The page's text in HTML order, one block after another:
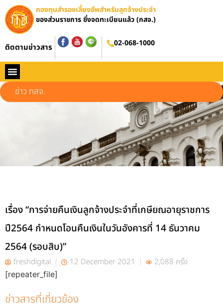
กองทุนสำรองเลี้ยงชีพสำหรับลูกจ้างประจำ
ของส่วนราชการ ซึ่งจดทะเบียนแล้ว (กสจ.)
ติดตามข่าวสาร 02-068-1000
ข่าว กสจ.
เรื่อง “การจ่ายคืนเงินลูกจ้างประจำที่เกษียณอายุราชการ
ปี2564 กำหนดโอนคืนเงินในวันอังคารที่ 14 ธันวาคม
2564 (รอบสิบ)”
freshdigital 12 December 2021 2,088 ครั้ง
[repeater_file]
ข่าวสารที่เกี่ยวข้อง